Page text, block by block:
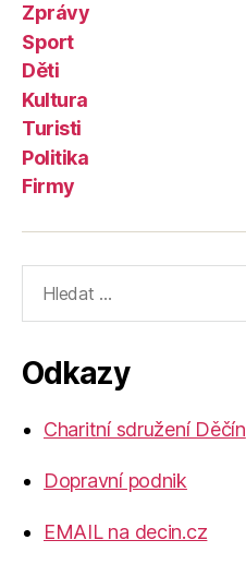
Zprávy
Sport
Děti
Kultura
Turisti
Politika
Firmy
vyhledávání:
Odkazy
Charitní sdružení Děčín
Dopravní podnik
EMAIL na decin.cz